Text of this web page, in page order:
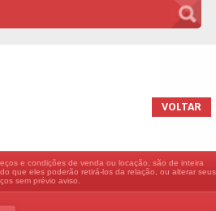
VOLTAR
e condições de venda ou locação, são de inteira
que eles poderão retirá-los da relação, ou alterar seus
sem prévio aviso.